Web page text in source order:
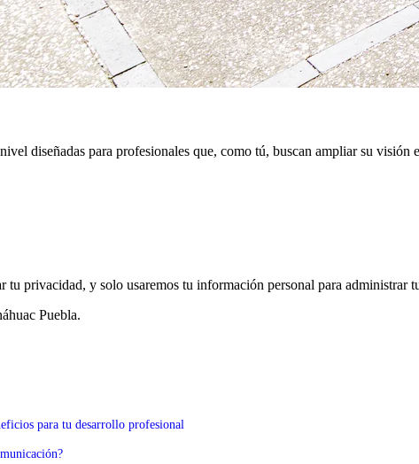
diseñadas para profesionales que, como tú, buscan ampliar su visión
tu privacidad, y solo usaremos tu información personal para
Puebla.
para tu desarrollo profesional